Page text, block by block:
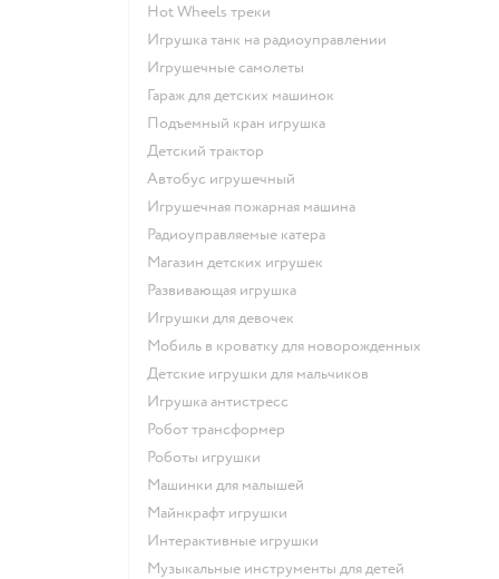
Hot Wheels треки
Игрушка танк на радиоуправлении
Игрушечные самолеты
Гараж для детских машинок
Подъемный кран игрушка
Детский трактор
Автобус игрушечный
Игрушечная пожарная машина
Радиоуправляемые катера
Магазин детских игрушек
Развивающая игрушка
Игрушки для девочек
Мобиль в кроватку для новорожденных
Детские игрушки для мальчиков
Игрушка антистресс
Робот трансформер
Роботы игрушки
Машинки для малышей
Майнкрафт игрушки
Интерактивные игрушки
Музыкальные инструменты для детей